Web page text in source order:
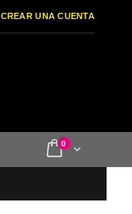
CREAR UNA CUENTA
Cart
0items